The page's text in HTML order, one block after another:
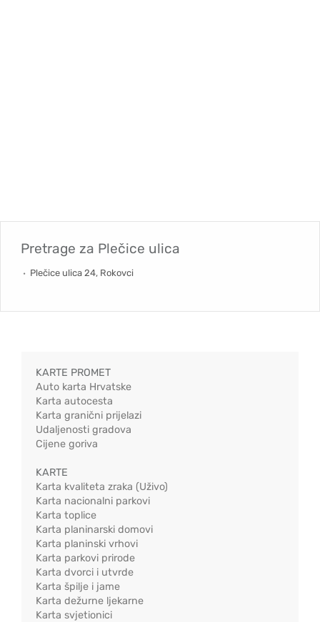
Pretrage za Plečice ulica
Plečice ulica 24, Rokovci
KARTE PROMET
Auto karta Hrvatske
Karta autocesta
Karta granični prijelazi
Udaljenosti gradova
Cijene goriva
KARTE
Karta kvaliteta zraka (Uživo)
Karta nacionalni parkovi
Karta toplice
Karta planinarski domovi
Karta planinski vrhovi
Karta parkovi prirode
Karta dvorci i utvrde
Karta špilje i jame
Karta dežurne ljekarne
Karta svjetionici